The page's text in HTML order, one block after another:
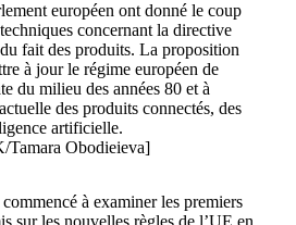
européen ont donné le coup
concernant la directive
fait des produits. La proposition
à jour le régime européen de
du milieu des années 80 et à
des produits connectés, des
artificielle.
Obodieieva]
à examiner les premiers